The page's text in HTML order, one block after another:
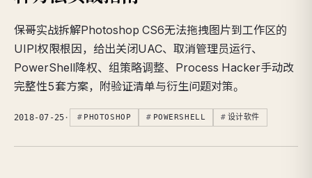
保哥实战拆解Photoshop CS6无法拖拽图片到工作区的
UIPI权限根因，给出关闭UAC、取消管理员运行、
PowerShell降权、组策略调整、Process Hacker手动改
完整性5套方案，附验证清单与衍生问题对策。
2018-07-25 · PHOTOSHOP POWERSHELL 设计软件